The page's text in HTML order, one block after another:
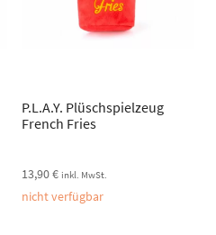
P.L.A.Y. Plüschspielzeug
French Fries
13,90€ inkl. MwSt.
nicht verfügbar